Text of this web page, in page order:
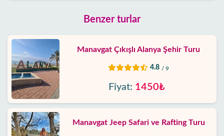
Benzer turlar
Manavgat Çıkışlı Alanya Şehir Turu
4.8 / 9
Fiyat: 1450₺
Manavgat Jeep Safari ve Rafting Turu